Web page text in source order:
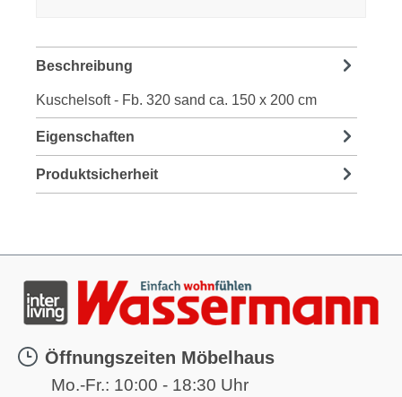
Beschreibung
Kuschelsoft - Fb. 320 sand ca. 150 x 200 cm
Eigenschaften
Produktsicherheit
Öffnungszeiten Möbelhaus
Mo.-Fr.: 10:00 - 18:30 Uhr